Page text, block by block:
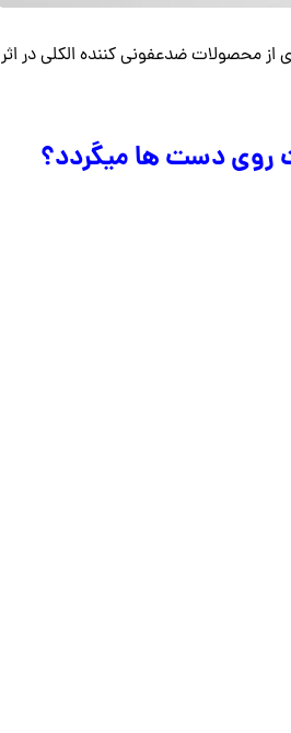
محصولات ضدعفونی کننده الکلی در اثر
روی دست ها میگردد؟